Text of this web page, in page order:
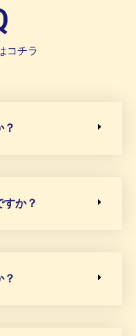
コチラ
？
か？
？